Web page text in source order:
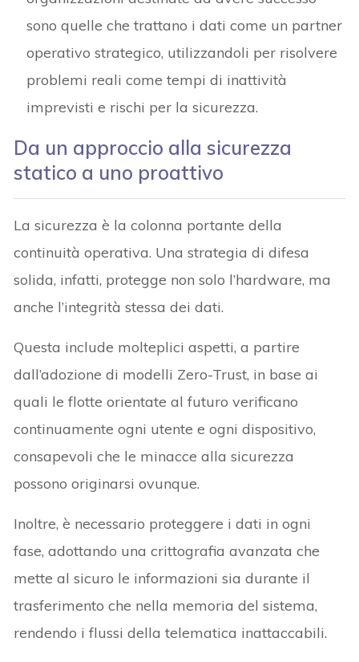
sono quelle che trattano i dati come un partner
operativo strategico, utilizzandoli per risolvere
problemi reali come tempi di inattività
imprevisti e rischi per la sicurezza.
Da un approccio alla sicurezza
statico a uno proattivo
La sicurezza è la colonna portante della
continuità operativa. Una strategia di difesa
solida, infatti, protegge non solo l’hardware, ma
anche l’integrità stessa dei dati.
Questa include molteplici aspetti, a partire
dall’adozione di modelli Zero-Trust, in base ai
quali le flotte orientate al futuro verificano
continuamente ogni utente e ogni dispositivo,
consapevoli che le minacce alla sicurezza
possono originarsi ovunque.
Inoltre, è necessario proteggere i dati in ogni
fase, adottando una crittografia avanzata che
mette al sicuro le informazioni sia durante il
trasferimento che nella memoria del sistema,
rendendo i flussi della telematica inattaccabili.